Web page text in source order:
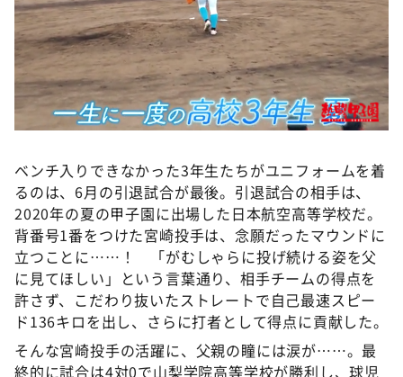
ベンチ入りできなかった3年生たちがユニフォームを着
るのは、6月の引退試合が最後。引退試合の相手は、
2020年の夏の甲子園に出場した日本航空高等学校だ。
背番号1番をつけた宮崎投手は、念願だったマウンドに
立つことに……！ 「がむしゃらに投げ続ける姿を父
に見てほしい」という言葉通り、相手チームの得点を
許さず、こだわり抜いたストレートで自己最速スピー
ド136キロを出し、さらに打者として得点に貢献した。
そんな宮崎投手の活躍に、父親の瞳には涙が……。最
終的に試合は4対0で山梨学院高等学校が勝利し、球児